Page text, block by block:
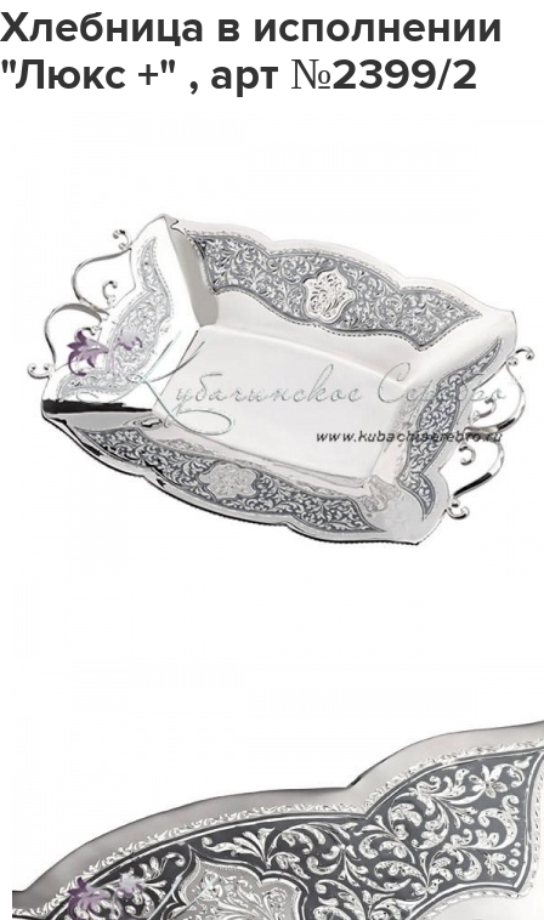
Хлебница в исполнении
"Люкс +" , арт №2399/2